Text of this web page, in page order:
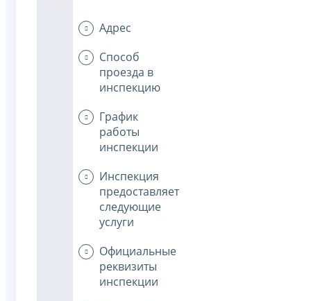
Адрес
Способ
проезда в
инспекцию
График
работы
инспекции
Инспекция
предоставляет
следующие
услуги
Официальные
реквизиты
инспекции